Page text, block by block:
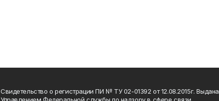
Свидетельство о регистрации ПИ № ТУ 02-01392 от 12.08.2015г. Выдана
Управлением Федеральной службы по надзору в сфере связи,